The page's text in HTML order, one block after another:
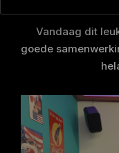
Vandaag dit
goede